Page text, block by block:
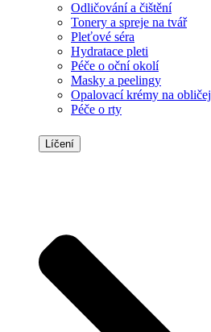
Odličování a čištění
Tonery a spreje na tvář
Pleťové séra
Hydratace pleti
Péče o oční okolí
Masky a peelingy
Opalovací krémy na obličej
Péče o rty
Líčení